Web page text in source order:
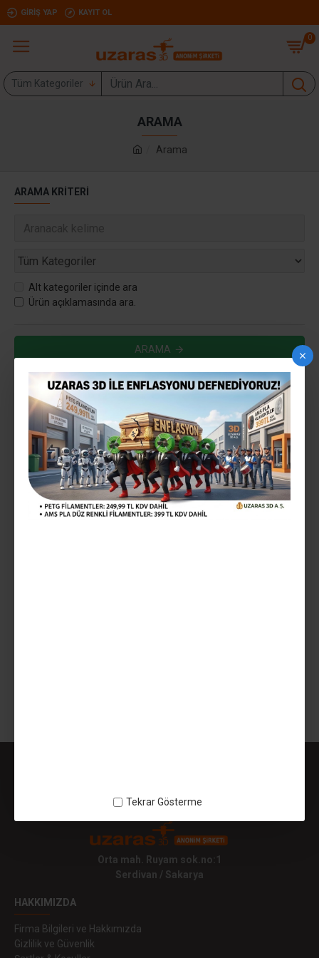
Tekrar Gösterme
GIRIŞ YAP KAYIT OL
0
Tüm Kategoriler
Arama
ARAMA
ARAMA KRITERI
Alt kategoriler içinde ara
Ürün açıklamasında ara.
ARAMA
ARAMA KRITERLERINE UYGUN ÜRÜNLER
0
YENI
Orta mah. Ruyam sok.no:1
Serdivan / Sakarya
HAKKIMIZDA
Firma Bilgileri ve Hakkımızda
Gizlilik ve Güvenlik